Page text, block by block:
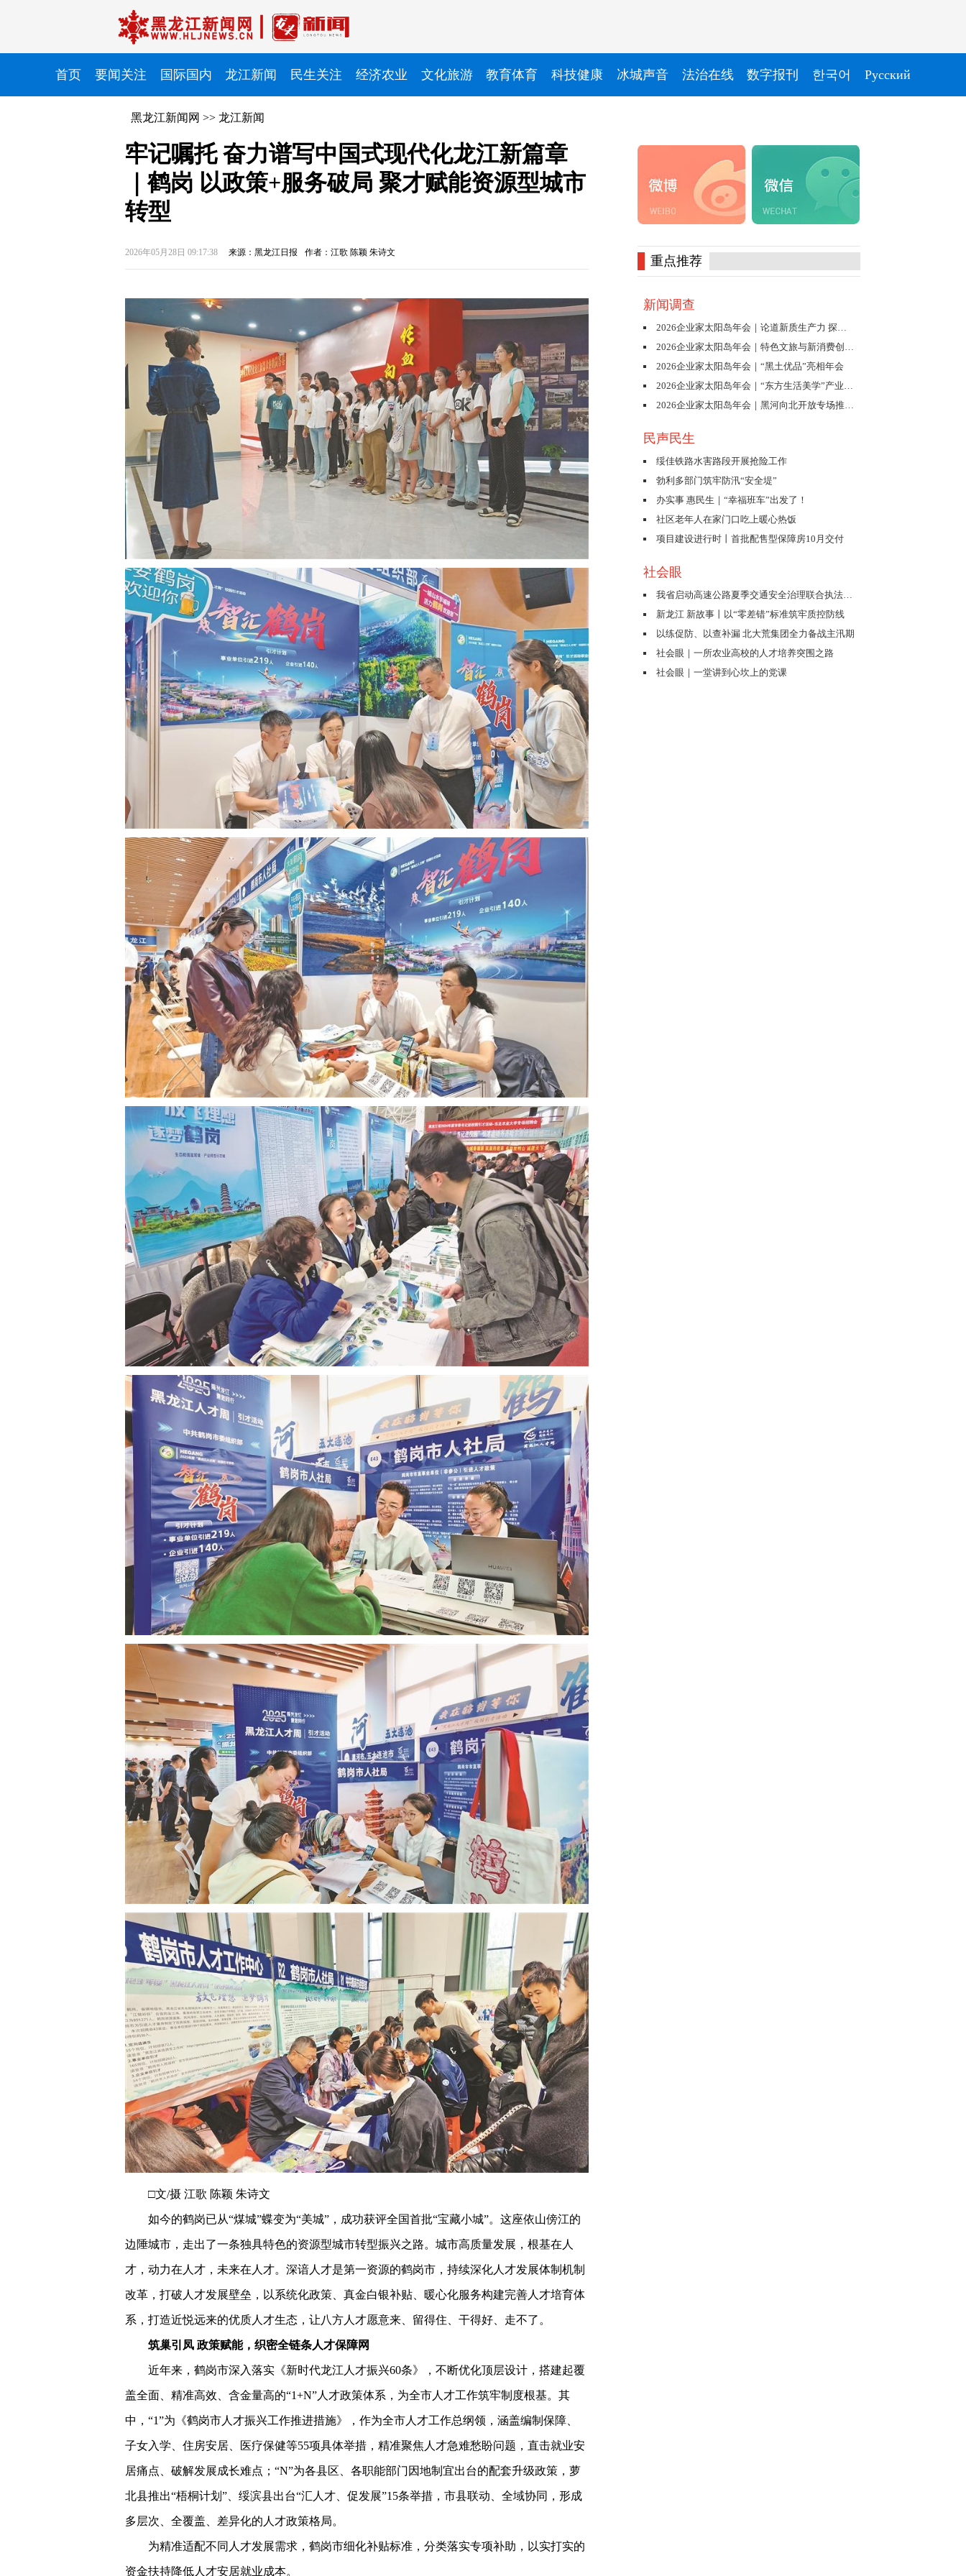
首页 要闻关注 国际国内 龙江新闻 民生关注 经济农业 文化旅游 教育体育 科技健康 冰城声音 法治在线 数字报刊 한국어 Pусский
黑龙江新闻网 >> 龙江新闻
牢记嘱托 奋力谱写中国式现代化龙江新篇章
｜鹤岗 以政策+服务破局 聚才赋能资源型城市
转型
2026年05月28日 09:17:38 来源：黑龙江日报 作者：江歌 陈颖 朱诗文
□文/摄 江歌 陈颖 朱诗文
如今的鹤岗已从“煤城”蝶变为“美城”，成功获评全国首批“宝藏小城”。这座依山傍江的
边陲城市，走出了一条独具特色的资源型城市转型振兴之路。城市高质量发展，根基在人
才，动力在人才，未来在人才。深谙人才是第一资源的鹤岗市，持续深化人才发展体制机制
改革，打破人才发展壁垒，以系统化政策、真金白银补贴、暖心化服务构建完善人才培育体
系，打造近悦远来的优质人才生态，让八方人才愿意来、留得住、干得好、走不了。
筑巢引凤 政策赋能，织密全链条人才保障网
近年来，鹤岗市深入落实《新时代龙江人才振兴60条》，不断优化顶层设计，搭建起覆
盖全面、精准高效、含金量高的“1+N”人才政策体系，为全市人才工作筑牢制度根基。其
中，“1”为《鹤岗市人才振兴工作推进措施》，作为全市人才工作总纲领，涵盖编制保障、
子女入学、住房安居、医疗保健等55项具体举措，精准聚焦人才急难愁盼问题，直击就业安
居痛点、破解发展成长难点；“N”为各县区、各职能部门因地制宜出台的配套升级政策，萝
北县推出“梧桐计划”、绥滨县出台“汇人才、促发展”15条举措，市县联动、全域协同，形成
多层次、全覆盖、差异化的人才政策格局。
为精准适配不同人才发展需求，鹤岗市细化补贴标准，分类落实专项补助，以实打实的
资金扶持降低人才安居就业成本。